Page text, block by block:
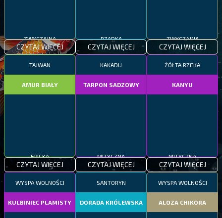
ZWYCZAJNA
CZYTAJ WIĘCEJ
RZADKA
CZYTAJ WIĘCEJ
ZWYCZAJNA
CZYTAJ WIĘCEJ
TAJWAN
AMUR BIAŁY
EPICKA
CZYTAJ WIĘCEJ
KAKADU
TARPON SADZOWY
MITYCZNA
CZYTAJ WIĘCEJ
ŻÓŁTA RZEKA
KANYU
MITYCZNA
CZYTAJ WIĘCEJ
WYSPA WOLNOŚCI
KULBINIEC PLAMISTY
SANTORYN
DORADA KRÓLEWSKA
WYSPA WOLNOŚCI
ALOZA CHIKORA